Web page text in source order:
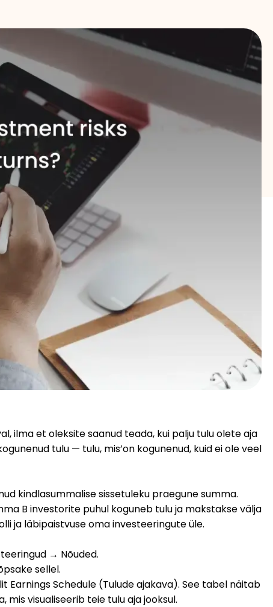
Brändi valik
Kalkulaatorid
Voorude ajalugu
Abi
ask@scrambleup.com
ilma et oleksite saanud teada, kui palju tulu olete aja
tulu — tulu, mis’on kogunenud, kuid ei ole veel
kindlasummalise sissetuleku praegune summa.
B investorite puhul koguneb tulu ja makstakse välja
ja läbipaistvuse oma investeeringute üle.
→ Nõuded.
sellel.
Schedule (Tulude ajakava). See tabel näitab
visualiseerib teie tulu aja jooksul.